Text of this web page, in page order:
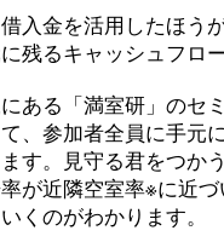
入金を活用したほう
残るキャッシュフロ
ある「満室研」のセ
、参加者全員に手元
す。見守る君をつか
が近隣空室率※に近
くのがわかります。